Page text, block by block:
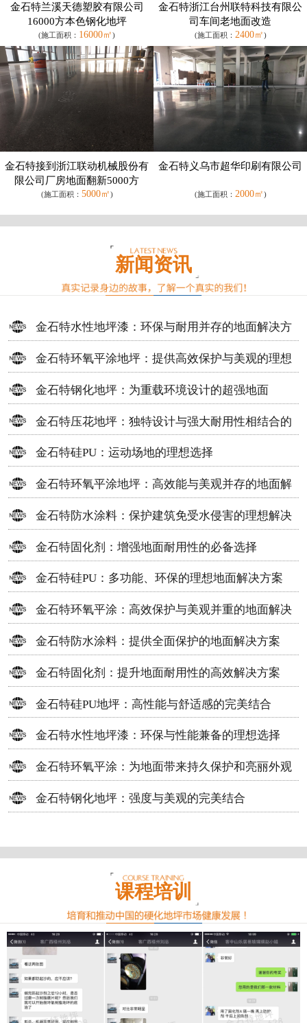
金石特兰溪天德塑胶有限公司
16000方本色钢化地坪
(施工面积： 16000㎡)
金石特浙江台州联特科技有限公
司车间老地面改造
(施工面积： 2400㎡)
金石特接到浙江联动机械股份有
限公司厂房地面翻新5000方
(施工面积： 5000㎡)
金石特义乌市超华印刷有限公司
(施工面积： 2000㎡)
新闻资讯
金石特水性地坪漆：环保与耐用并存的地面解决方
案
金石特环氧平涂地坪：提供高效保护与美观的理想
选择
金石特钢化地坪：为重载环境设计的超强地面
金石特压花地坪：独特设计与强大耐用性相结合的
地面材料
金石特硅PU：运动场地的理想选择
金石特环氧平涂地坪：高效能与美观并存的地面解
决方案
金石特防水涂料：保护建筑免受水侵害的理想解决
方案
金石特固化剂：增强地面耐用性的必备选择
金石特硅PU：多功能、环保的理想地面解决方案
金石特环氧平涂：高效保护与美观并重的地面解决
方案
金石特防水涂料：提供全面保护的地面解决方案
金石特固化剂：提升地面耐用性的高效解决方案
金石特硅PU地坪：高性能与舒适感的完美结合
金石特水性地坪漆：环保与性能兼备的理想选择
金石特环氧平涂：为地面带来持久保护和亮丽外观
金石特钢化地坪：强度与美观的完美结合
课程培训